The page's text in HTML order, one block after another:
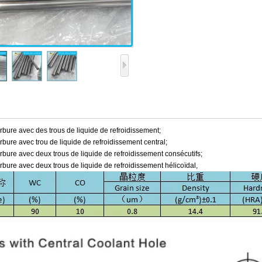
avec des trous de liquide de refroidissement;
avec trou de liquide de refroidissement central;
avec deux trous de liquide de refroidissement consécutifs;
avec deux trous de liquide de refroidissement hélicoïdal,